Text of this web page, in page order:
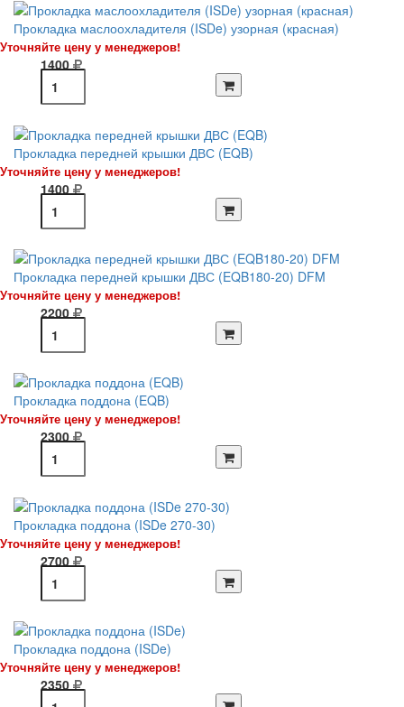
Прокладка маслоохладителя (ISDe) узорная (красная)
Уточняйте цену у менеджеров!
1400
Прокладка передней крышки ДВС (EQB)
Уточняйте цену у менеджеров!
1400
Прокладка передней крышки ДВС (EQB180-20) DFM
Уточняйте цену у менеджеров!
2200
Прокладка поддона (EQB)
Уточняйте цену у менеджеров!
2300
Прокладка поддона (ISDe 270-30)
Уточняйте цену у менеджеров!
2700
Прокладка поддона (ISDe)
Уточняйте цену у менеджеров!
2350